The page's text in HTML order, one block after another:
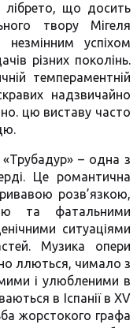
лібрето, що досить
твору Мігеля
незмінним успіхом
різних поколінь.
темпераментній
надзвичайно
цю виставу часто
– одна з
Це романтична
розв’язкою,
та фатальними
ситуаціями
Музика опери
ллються, чимало з
і улюбленими в
в Іспанії в XV
жорстокого графа